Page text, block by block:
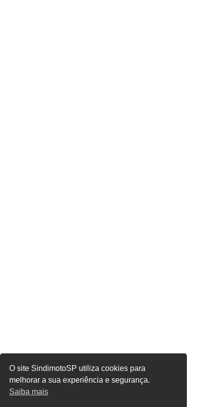
O site SindimotoSP utiliza cookies para
melhorar a sua experiência e segurança.
Saiba mais